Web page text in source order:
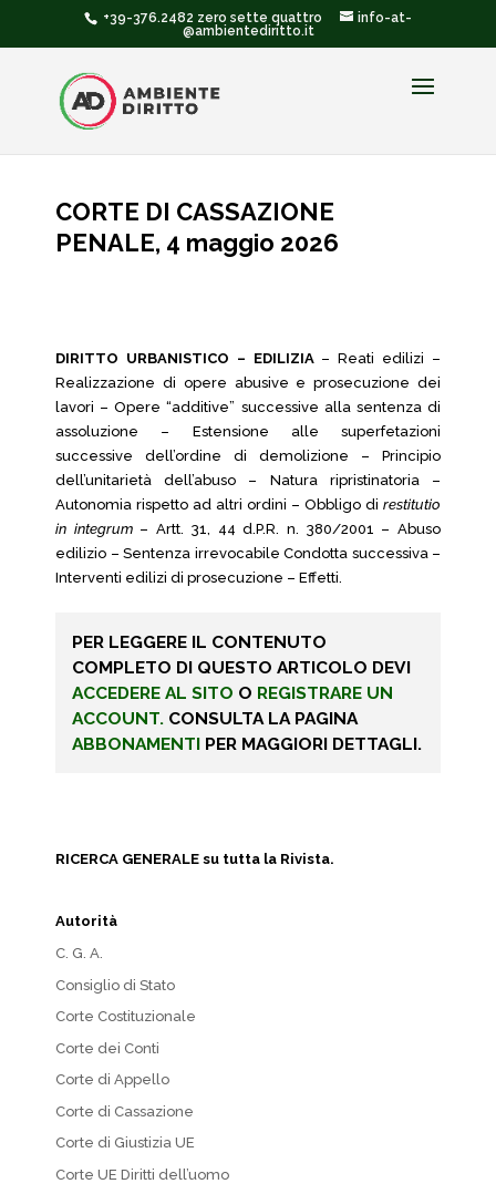
+39-376.2482 zero sette quattro
info-at-
@ambientediritto.it
CORTE DI CASSAZIONE
PENALE, 4 maggio 2026
DIRITTO URBANISTICO – EDILIZIA– Reati edilizi –
Realizzazione di opere abusive e prosecuzione dei
lavori – Opere “additive” successive alla sentenza di
assoluzione – Estensione alle superfetazioni
successive dell’ordine di demolizione – Principio
dell’unitarietà dell’abuso – Natura ripristinatoria –
Autonomia rispetto ad altri ordini – Obbligo di restitutio
in integrum– Artt. 31, 44 d.P.R. n. 380/2001 – Abuso
edilizio – Sentenza irrevocabile Condotta successiva –
Interventi edilizi di prosecuzione – Effetti.
PER LEGGERE IL CONTENUTO
COMPLETO DI QUESTO ARTICOLO DEVI
ACCEDERE AL SITO O REGISTRARE UN
ACCOUNT. CONSULTA LA PAGINA
ABBONAMENTI PER MAGGIORI DETTAGLI.
RICERCA GENERALE su tutta la Rivista.
Autorità
C. G. A.
Consiglio di Stato
Corte Costituzionale
Corte dei Conti
Corte di Appello
Corte di Cassazione
Corte di Giustizia UE
Corte UE Diritti dell’uomo